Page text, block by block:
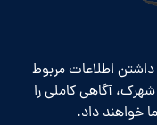
داشتن اطلاعات مربوط
آگاهی کاملی را
خواهند داد.